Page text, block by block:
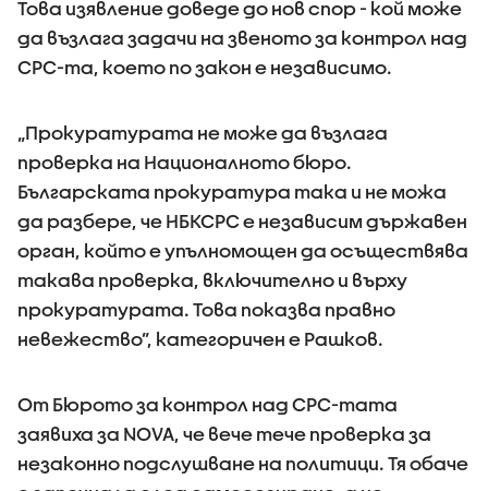
Това изявление доведе до нов спор - кой може
да възлага задачи на звеното за контрол над
СРС-та, което по закон е независимо.
„Прокуратурата не може да възлага
проверка на Националното бюро.
Българската прокуратура така и не можа
да разбере, че НБКСРС е независим държавен
орган, който е упълномощен да осъществява
такава проверка, включително и върху
прокуратурата. Това показва правно
невежество”, категоричен е Рашков.
От Бюрото за контрол над СРС-тата
заявиха за NOVA, че вече тече проверка за
незаконно подслушване на политици. Тя обаче